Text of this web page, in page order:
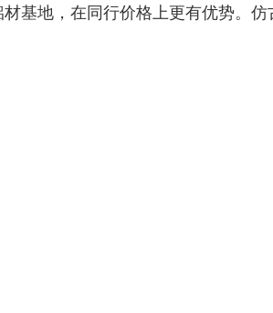
基地，在同行价格上更有优势。仿